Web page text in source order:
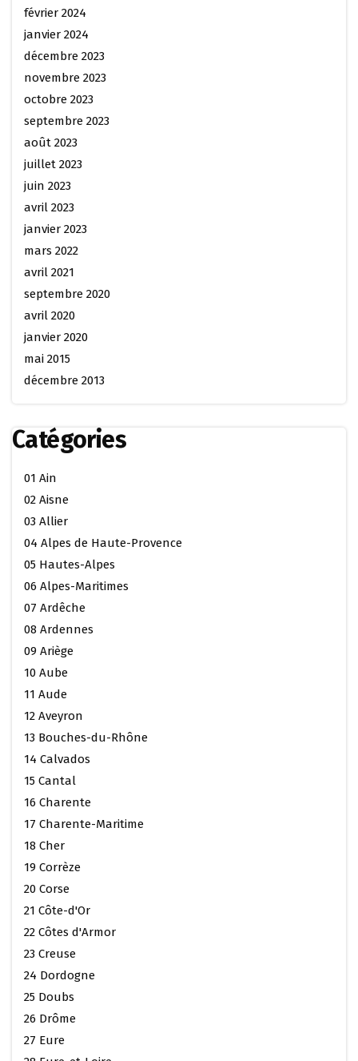
février 2024
janvier 2024
décembre 2023
novembre 2023
octobre 2023
septembre 2023
août 2023
juillet 2023
juin 2023
avril 2023
janvier 2023
mars 2022
avril 2021
septembre 2020
avril 2020
janvier 2020
mai 2015
décembre 2013
Catégories
01 Ain
02 Aisne
03 Allier
04 Alpes de Haute-Provence
05 Hautes-Alpes
06 Alpes-Maritimes
07 Ardêche
08 Ardennes
09 Ariège
10 Aube
11 Aude
12 Aveyron
13 Bouches-du-Rhône
14 Calvados
15 Cantal
16 Charente
17 Charente-Maritime
18 Cher
19 Corrèze
20 Corse
21 Côte-d'Or
22 Côtes d'Armor
23 Creuse
24 Dordogne
25 Doubs
26 Drôme
27 Eure